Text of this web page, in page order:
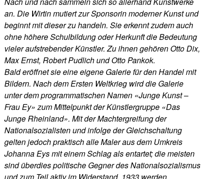
an. Die Wirtin mutiert zur Sponsorin moderner Kunst und
beginnt mit dieser zu handeln. Sie erkennt zudem auch
ohne höhere Schulbildung oder Herkunft die Bedeutung
vieler aufstrebender Künstler. Zu ihnen gehören Otto Dix,
Max Ernst, Robert Pudlich und Otto Pankok.
Bald eröffnet sie eine eigene Galerie für den Handel mit
Bildern. Nach dem Ersten Weltkrieg wird die Galerie
unter dem programmatischen Namen «Junge Kunst –
Frau Ey» zum Mittelpunkt der Künstlergruppe «Das
Junge Rheinland». Mit der Machtergreifung der
Nationalsozialisten und infolge der Gleichschaltung
gelten jedoch praktisch alle Maler aus dem Umkreis
Johanna Eys mit einem Schlag als entartet; die meisten
sind überdies politische Gegner des Nationalsozialismus